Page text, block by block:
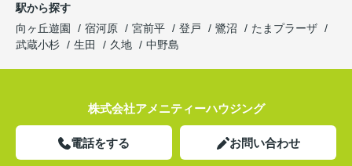
駅から探す
向ヶ丘遊園
宿河原 宮前平 登戸 鷺沼
たまプラーザ
武蔵小杉
生田 久地 中野島
株式会社アメニティーハウジング
電話をする お問い合わせ